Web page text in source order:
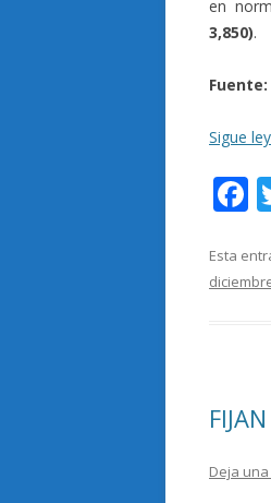
en
3,850).
Fuente:
Sigue
F
e
b
k
Esta
Deja